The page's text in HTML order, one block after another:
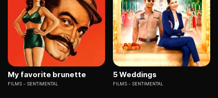
My favorite brunette
FILMS SENTIMENTAL
5 Weddings
FILMS SENTIMENTAL